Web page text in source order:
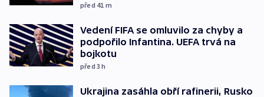
před 41 m
Vedení FIFA se omluvilo za chyby a
podpořilo Infantina. UEFA trvá na
bojkotu
před 3h
Ukrajina zasáhla obří rafinerii, Rusko